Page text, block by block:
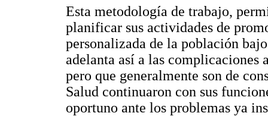
Esta metodología de trabajo,
planificar sus actividades de
personalizada de la población
adelanta así a las complicaciones
pero que generalmente son de
Salud continuaron con sus
oportuno ante los problemas ya